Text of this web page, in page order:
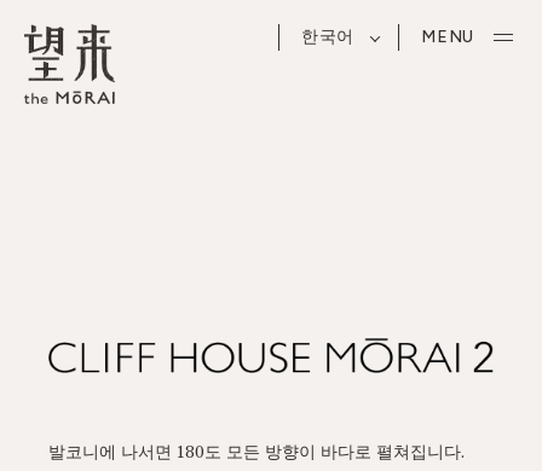
한국어 MENU
발코니에 나서면 180도 모든 방향이 바다로 펼쳐집니다.